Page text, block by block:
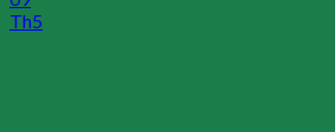
Th5